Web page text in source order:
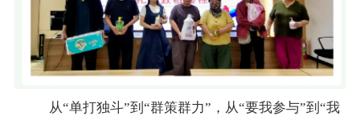
从“单打独斗”到“群策群力”，从“要我参与”到“我